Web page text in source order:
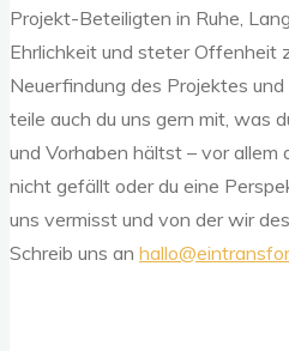
Projekt-Beteiligten in Ruhe,
Ehrlichkeit und steter Offenheit
Neuerfindung des Projektes
teile auch du uns gern mit, was
und Vorhaben hältst – vor
nicht gefällt oder du eine
uns vermisst und von der wir
Schreib uns an